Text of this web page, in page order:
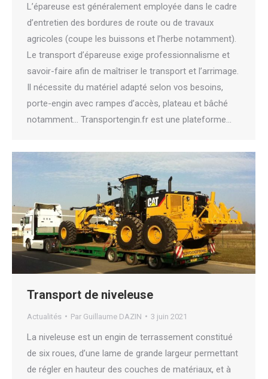
L’épareuse est généralement employée dans le cadre
d’entretien des bordures de route ou de travaux
agricoles (coupe les buissons et l’herbe notamment).
Le transport d’épareuse exige professionnalisme et
savoir-faire afin de maîtriser le transport et l’arrimage.
Il nécessite du matériel adapté selon vos besoins,
porte-engin avec rampes d’accès, plateau et bâché
notamment… Transportengin.fr est une plateforme…
Transport de niveleuse
Actualités Par Guillaume DAZIN 3 juin 2021
La niveleuse est un engin de terrassement constitué
de six roues, d’une lame de grande largeur permettant
de régler en hauteur des couches de matériaux, et à